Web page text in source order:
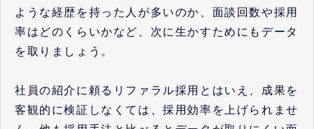
ような経歴を持った人が多いのか、面談回数や採用
率はどのくらいかなど、次に生かすためにもデータ
を取りましょう。
社員の紹介に頼るリファラル採用とはいえ、成果を
客観的に検証しなくては、採用効率を上げられませ